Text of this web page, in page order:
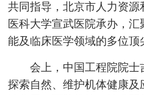
共同指导，北京市人力资
医科大学宣武医院承办，
能及临床医学领域的多位顶
会上，中国工程院院
探索自然、维护机体健康